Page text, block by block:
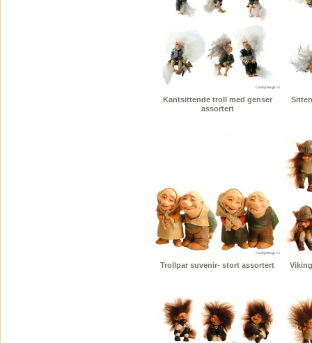
Kantsittende troll med genser
assortert
Trollpar suvenir- stort assortert